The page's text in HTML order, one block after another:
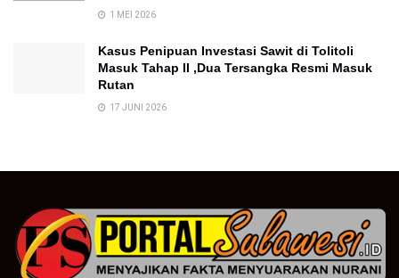
1 MEI 2026
Kasus Penipuan Investasi Sawit di Tolitoli
Masuk Tahap II ,Dua Tersangka Resmi Masuk
Rutan
17 JUNI 2026